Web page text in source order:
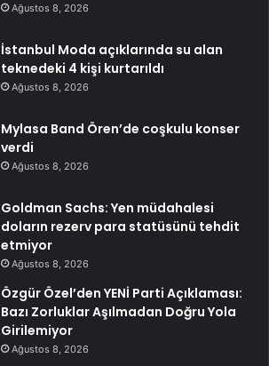
Ağustos 8, 2026
İstanbul Moda açıklarında su alan
teknedeki 4 kişi kurtarıldı
Ağustos 8, 2026
Mylasa Band Ören’de coşkulu konser
verdi
Ağustos 8, 2026
Goldman Sachs: Yen müdahalesi
doların rezerv para statüsünü tehdit
etmiyor
Ağustos 8, 2026
Özgür Özel’den YENİ Parti Açıklaması:
Bazı Zorluklar Aşılmadan Doğru Yola
Girilemiyor
Ağustos 8, 2026